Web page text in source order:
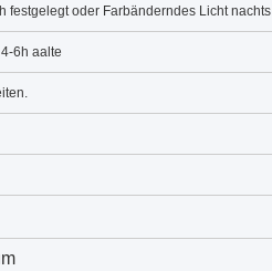
festgelegt oder Farbänderndes Licht nachts
6h aalte